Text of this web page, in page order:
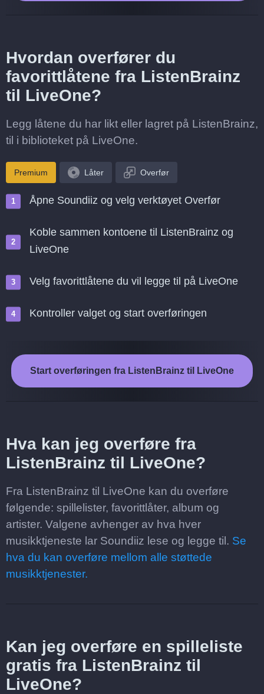
Hvordan overfører du
favorittlåtene fra ListenBrainz
til LiveOne?
Legg låtene du har likt eller lagret på ListenBrainz,
til i biblioteket på LiveOne.
Premium Låter Overfør
Åpne Soundiiz og velg verktøyet Overfør
Koble sammen kontoene til ListenBrainz og
LiveOne
Velg favorittlåtene du vil legge til på LiveOne
Kontroller valget og start overføringen
Start overføringen fra ListenBrainz til LiveOne
Hva kan jeg overføre fra
ListenBrainz til LiveOne?
Fra ListenBrainz til LiveOne kan du overføre
følgende: spillelister, favorittlåter, album og
artister. Valgene avhenger av hva hver
musikktjeneste lar Soundiiz lese og legge til. Se
hva du kan overføre mellom alle støttede
musikktjenester.
Kan jeg overføre en spilleliste
gratis fra ListenBrainz til
LiveOne?